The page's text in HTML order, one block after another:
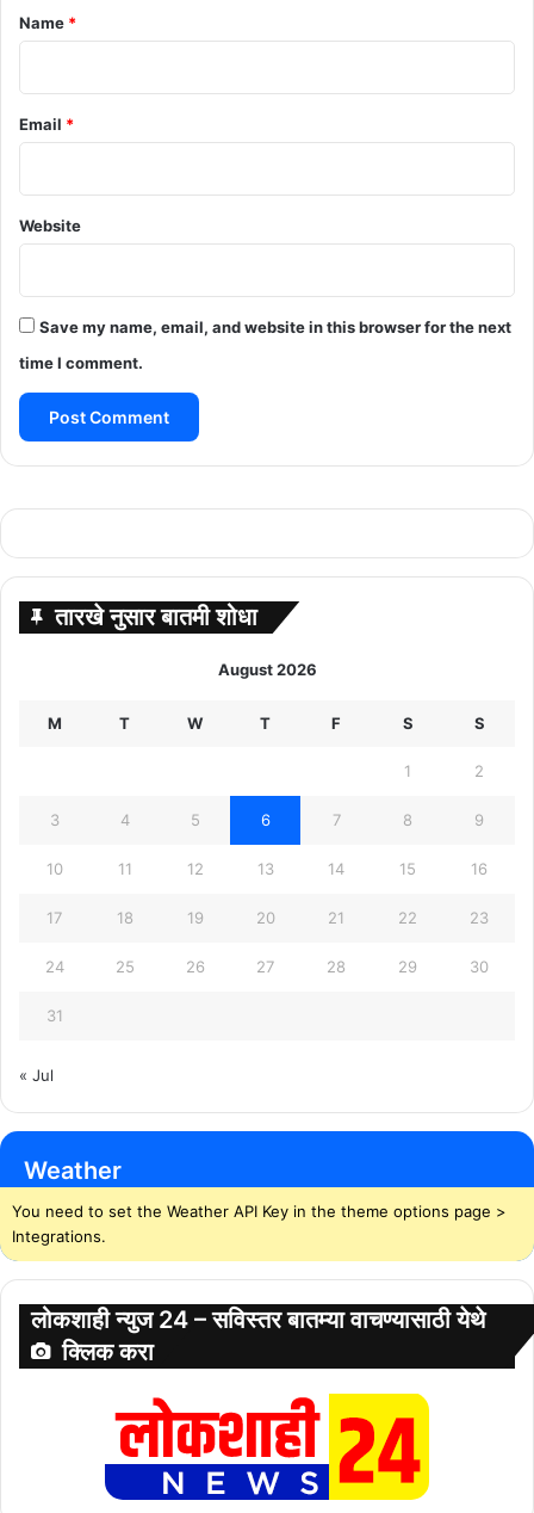
*
Name *
Email *
Website
Save my name, email, and website in this browser for the next
time I comment.
तारखे नुसार बातमी शोधा
August 2026
M T W T F S S
1 2
3 4 5 6 7 8 9
10 11 12 13 14 15 16
17 18 19 20 21 22 23
24 25 26 27 28 29 30
31
« Jul
Weather
You need to set the Weather API Key in the theme options page >
Integrations.
लोकशाही न्युज 24 – सविस्तर बातम्या वाचण्यासाठी येथे
क्लिक करा